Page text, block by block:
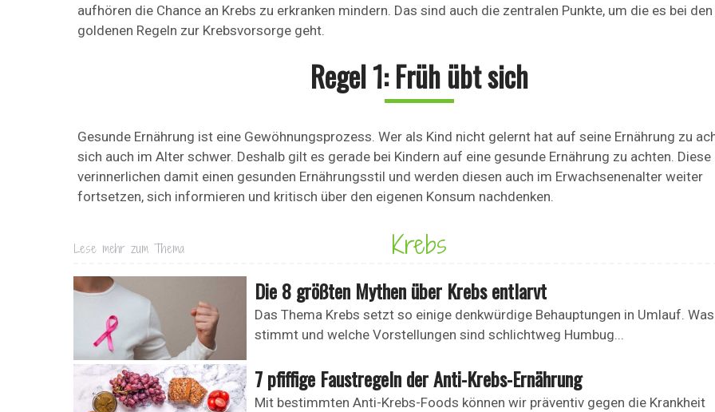
aufhören die Chance an Krebs zu erkranken mindern. Das sind auch die zentralen Punkte, um die es bei
goldenen Regeln zur Krebsvorsorge geht.
Regel 1: Früh übt sich
Gesunde Ernährung ist eine Gewöhnungsprozess. Wer als Kind nicht gelernt hat auf seine Ernährung zu
sich auch im Alter schwer. Deshalb gilt es gerade bei Kindern auf eine gesunde Ernährung zu achten. Diese
verinnerlichen damit einen gesunden Ernährungsstil und werden diesen auch im Erwachsenenalter weiter
fortsetzen, sich informieren und kritisch über den eigenen Konsum nachdenken.
Lese mehr zum Thema Krebs
Die 8 größten Mythen über Krebs entlarvt
Das Thema Krebs setzt so einige denkwürdige Behauptungen in Umlauf.
stimmt und welche Vorstellungen sind schlichtweg Humbug...
7 pfiffige Faustregeln der Anti-Krebs-Ernährung
Mit bestimmten Anti-Krebs-Foods können wir präventiv gegen die Krankheit